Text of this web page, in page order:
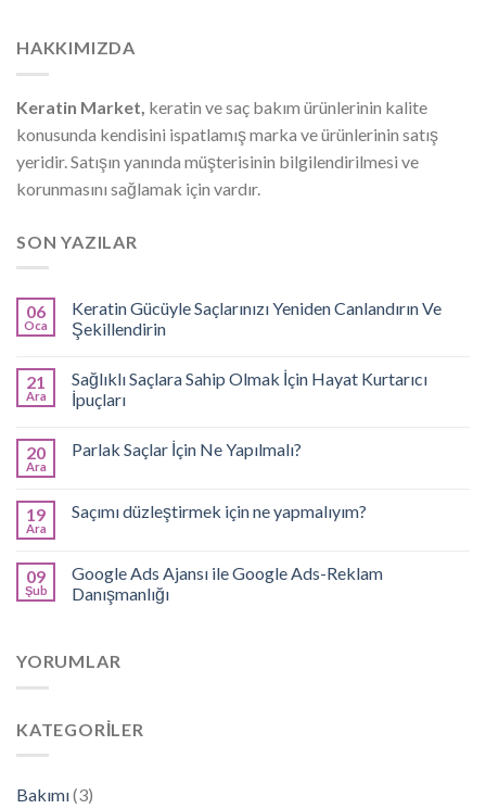
HAKKIMIZDA
Keratin Market, keratin ve saç bakım ürünlerinin kalite
konusunda kendisini ispatlamış marka ve ürünlerinin satış
yeridir. Satışın yanında müşterisinin bilgilendirilmesi ve
korunmasını sağlamak için vardır.
SON YAZILAR
06
Oca
Keratin Gücüyle Saçlarınızı Yeniden Canlandırın Ve
Şekillendirin
21
Ara
Sağlıklı Saçlara Sahip Olmak İçin Hayat Kurtarıcı
İpuçları
20
Ara
Parlak Saçlar İçin Ne Yapılmalı?
19
Ara
Saçımı düzleştirmek için ne yapmalıyım?
09
Şub
Google Ads Ajansı ile Google Ads-Reklam
Danışmanlığı
YORUMLAR
KATEGORILER
Bakımı(3)